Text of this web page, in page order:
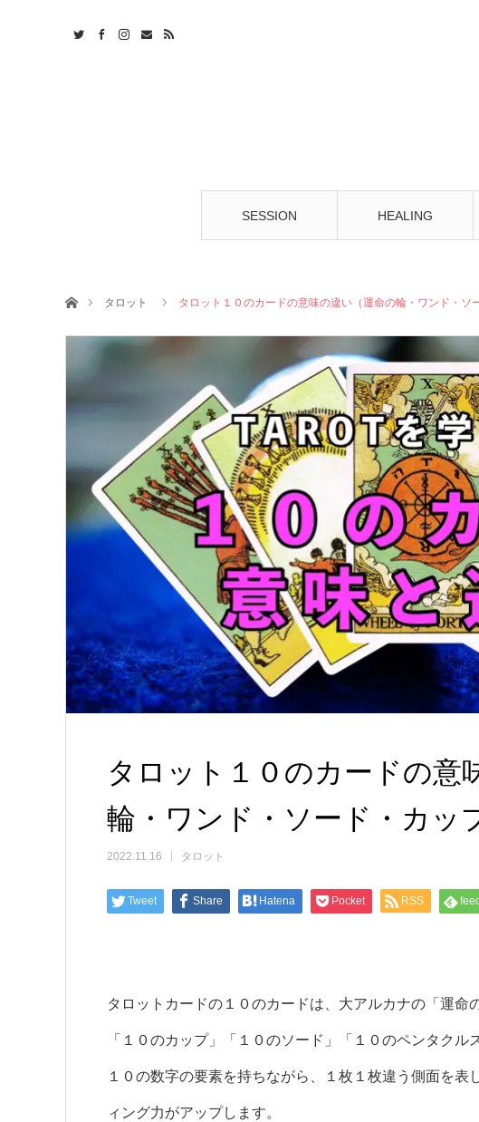
SESSION HEALING
ホームタロット タロット１０のカードの意味の違い（運命の輪・ワンド・ソ
タロット１０のカードの意
輪・ワンド・ソード・カッ
2022.11.16 タロット
Tweet Share Hatena Pocket RSS
タロットカードの１０のカードは、大アルカナの「運命
「１０のカップ」「１０のソード」「１０のペンタクル
１０の数字の要素を持ちながら、１枚１枚違う側面を
ィング力がアップします。